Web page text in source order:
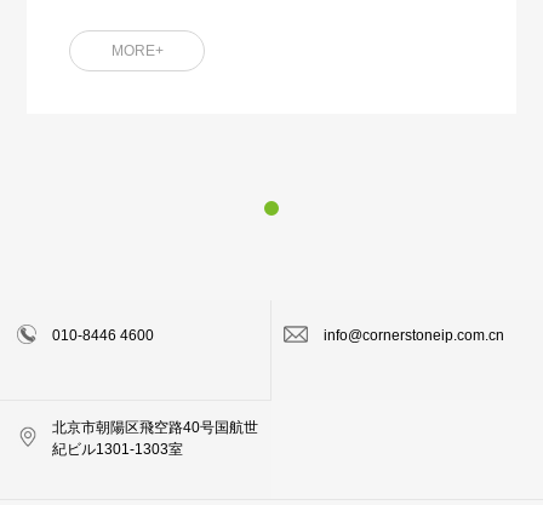
MORE+
010-8446 4600 info@cornerstoneip.com.cn
北京市朝陽区飛空路40号国航世
紀ビル1301-1303室